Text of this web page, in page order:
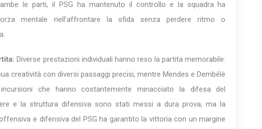
le parti, il PSG ha mantenuto il controllo e la squadra ha
mentale nell’affrontare la sfida senza perdere ritmo o
Diverse prestazioni individuali hanno reso la partita memorabile.
creatività con diversi passaggi precisi, mentre Mendes e Dembélé
che hanno costantemente minacciato la difesa del
e la struttura difensiva sono stati messi a dura prova, ma la
e difensiva del PSG ha garantito la vittoria con un margine